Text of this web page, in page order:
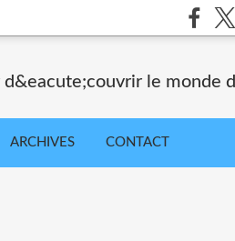
d&eacute;couvrir le monde
ARCHIVES CONTACT